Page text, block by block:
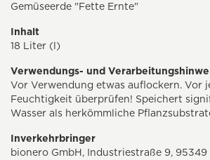
Gemüseerde "Fette Ernte"
Inhalt
18 Liter (l)
Verwendungs- und
Vor Verwendung etwas auflockern. Vor
Feuchtigkeit überprüfen! Speichert
Wasser als herkömmliche
Inverkehrbringer
bionero GmbH, Industriestraße 9, 95349